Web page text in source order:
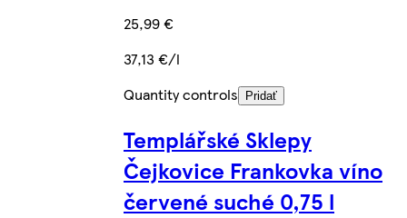
25,99 €
37,13 €/l
Quantity controls
Pridať
Templářské Sklepy
Čejkovice Frankovka víno
červené suché 0,75 l